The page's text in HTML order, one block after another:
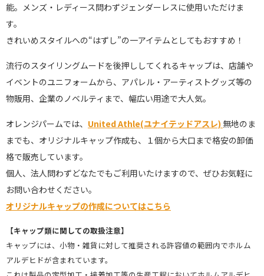
能。メンズ・レディース問わずジェンダーレスに使用いただけま
す。
きれいめスタイルへの“はずし”の一アイテムとしてもおすすめ！
流行のスタイリングムードを後押ししてくれるキャップは、店舗や
イベントのユニフォームから、アパレル・アーティストグッズ等の
物販用、企業のノベルティまで、幅広い用途で大人気。
オレンジパームでは、 United Athle(ユナイテッドアスレ) 無地のま
までも、オリジナルキャップ作成も、１個から大口まで格安の卸価
格で販売しています。
個人、法人問わずどなたでもご利用いたけますので、ぜひお気軽に
お問い合わせください。
オリジナルキャップの作成についてはこちら
【キャップ類に関しての取扱注意】
キャップには、小物・雑貨に対して推奨される許容値の範囲内でホルム
アルデヒドが含まれています。